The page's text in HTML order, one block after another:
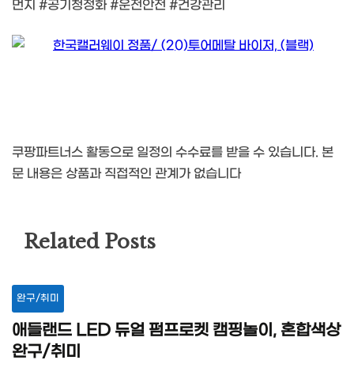
먼지 #공기청정화 #운전안전 #건강관리
쿠팡파트너스 활동으로 일정의 수수료를 받을 수 있습니다. 본
문 내용은 상품과 직접적인 관계가 없습니다
Related Posts
완구/취미
애들랜드 LED 듀얼 펌프로켓 캠핑놀이, 혼합색상
완구/취미